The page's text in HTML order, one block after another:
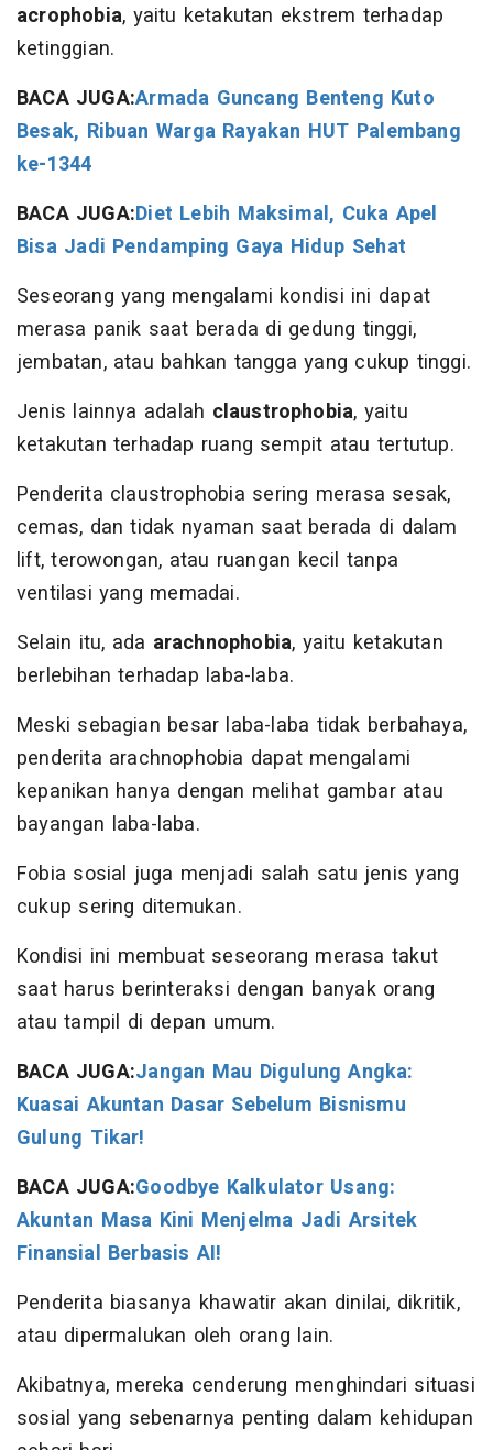
acrophobia, yaitu ketakutan ekstrem terhadap
ketinggian.
BACA JUGA:Armada Guncang Benteng Kuto
Besak, Ribuan Warga Rayakan HUT Palembang
ke-1344
BACA JUGA:Diet Lebih Maksimal, Cuka Apel
Bisa Jadi Pendamping Gaya Hidup Sehat
Seseorang yang mengalami kondisi ini dapat
merasa panik saat berada di gedung tinggi,
jembatan, atau bahkan tangga yang cukup tinggi.
Jenis lainnya adalah claustrophobia, yaitu
ketakutan terhadap ruang sempit atau tertutup.
Penderita claustrophobia sering merasa sesak,
cemas, dan tidak nyaman saat berada di dalam
lift, terowongan, atau ruangan kecil tanpa
ventilasi yang memadai.
Selain itu, ada arachnophobia, yaitu ketakutan
berlebihan terhadap laba-laba.
Meski sebagian besar laba-laba tidak berbahaya,
penderita arachnophobia dapat mengalami
kepanikan hanya dengan melihat gambar atau
bayangan laba-laba.
Fobia sosial juga menjadi salah satu jenis yang
cukup sering ditemukan.
Kondisi ini membuat seseorang merasa takut
saat harus berinteraksi dengan banyak orang
atau tampil di depan umum.
BACA JUGA:Jangan Mau Digulung Angka:
Kuasai Akuntan Dasar Sebelum Bisnismu
Gulung Tikar!
BACA JUGA:Goodbye Kalkulator Usang:
Akuntan Masa Kini Menjelma Jadi Arsitek
Finansial Berbasis AI!
Penderita biasanya khawatir akan dinilai, dikritik,
atau dipermalukan oleh orang lain.
Akibatnya, mereka cenderung menghindari situasi
sosial yang sebenarnya penting dalam kehidupan